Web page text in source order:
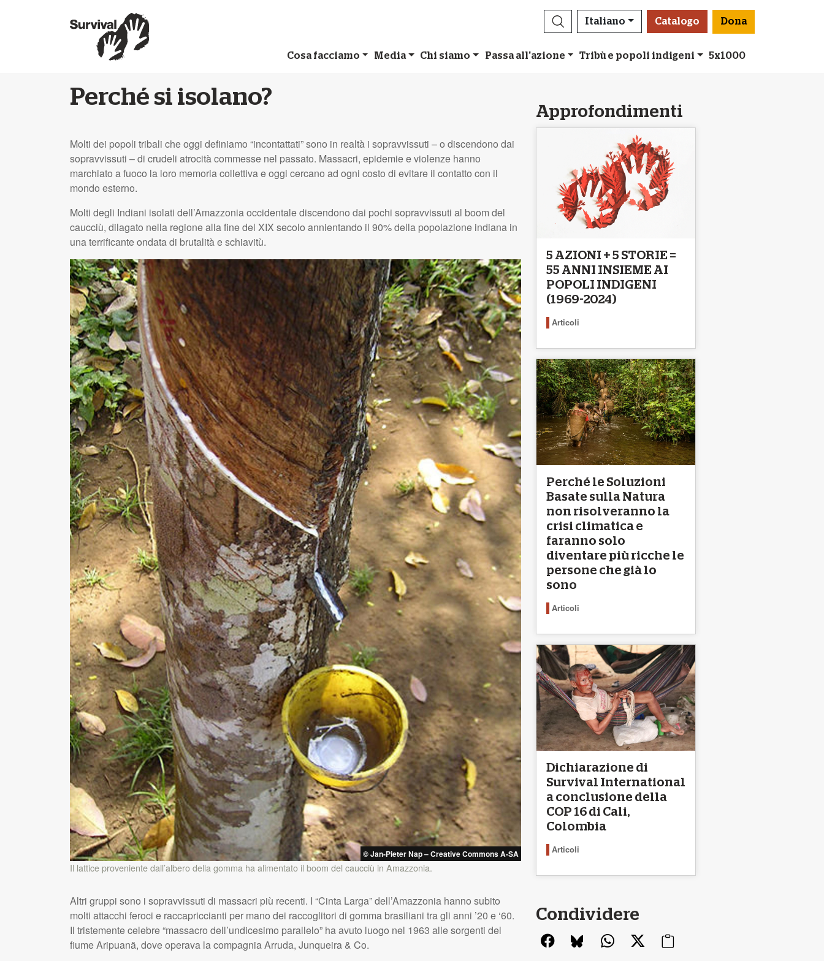
Italiano Catalogo Dona
Cosa facciamo Media Chi siamo Passa all'azione Tribù e popoli indigeni 5x1000
Perché si isolano?
Molti dei popoli tribali che oggi definiamo “incontattati” sono in realtà i sopravvissuti – o discendono dai
sopravvissuti – di crudeli atrocità commesse nel passato. Massacri, epidemie e violenze hanno
marchiato a fuoco la loro memoria collettiva e oggi cercano ad ogni costo di evitare il contatto con il
mondo esterno.
Molti degli Indiani isolati dell’Amazzonia occidentale discendono dai pochi sopravvissuti al boom del
caucciù, dilagato nella regione alla fine del XIX secolo annientando il 90% della popolazione indiana in
una terrificante ondata di brutalità e schiavitù.
© Jan-Pieter Nap – Creative Commons A-SA
Il lattice proveniente dall’albero della gomma ha alimentato il boom del caucciù in Amazzonia.
Altri gruppi sono i sopravvissuti di massacri più recenti. I “Cinta Larga” dell’Amazzonia hanno subito
molti attacchi feroci e raccapriccianti per mano dei raccoglitori di gomma brasiliani tra gli anni ’20 e ‘60.
Il tristemente celebre “massacro dell’undicesimo parallelo” ha avuto luogo nel 1963 alle sorgenti del
fiume Aripuanã, dove operava la compagnia Arruda, Junqueira & Co.
Approfondimenti
5 AZIONI + 5 STORIE =
55 ANNI INSIEME AI
POPOLI INDIGENI
(1969-2024)
Articoli
Perché le Soluzioni
Basate sulla Natura
non risolveranno la
crisi climatica e
faranno solo
diventare più ricche le
persone che già lo
sono
Articoli
Dichiarazione di
Survival International
a conclusione della
COP 16 di Cali,
Colombia
Articoli
Condividere